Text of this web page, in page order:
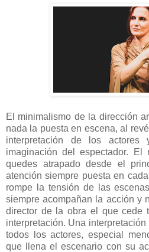
El minimalismo de la dirección
nada la puesta en escena, al
interpretación de los
imaginación del espectador.
quedes atrapado desde el
atención siempre puesta en
rompe la tensión de las
siempre acompañan la acción y
director de la obra el que cede
interpretación. Una
todos los actores, especial
que llena el escenario con su